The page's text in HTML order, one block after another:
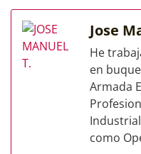
Jose
He
en
Armada
como